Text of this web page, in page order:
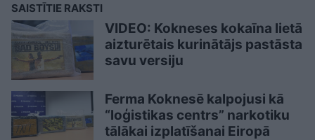
SAISTĪTIE RAKSTI
VIDEO: Kokneses kokaīna lietā
aizturētais kurinātājs pastāsta
savu versiju
Ferma Koknesē kalpojusi kā
“loģistikas centrs” narkotiku
tālākai izplatīšanai Eiropā